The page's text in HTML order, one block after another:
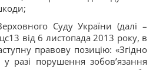
Суду України (далі –
цс13 від 6 листопада 2013 року, в
правову позицію: «Згідно
разі порушення зобов’язання